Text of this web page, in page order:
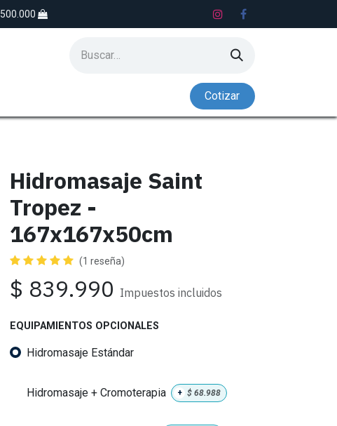
NADO CONTRACORRIENTE
Co​​tiz​​​​​​​​​​ar
Hidromasaje Saint
Tropez -
167x167x50cm
(1 reseña)
$ 839.990 Impuestos incluidos
EQUIPAMIENTOS OPCIONALES
Hidromasaje Estándar
Hidromasaje + Cromoterapia + $ 68.988